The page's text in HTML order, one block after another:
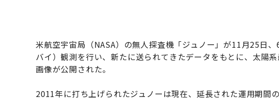
米航空宇宙局（NASA）の無人探査機「ジュノー」が11月25日
バイ）観測を行い、新たに送られてきたデータをもとに、太陽
画像が公開された。
2011年に打ち上げられたジュノーは現在、延長された運用期間